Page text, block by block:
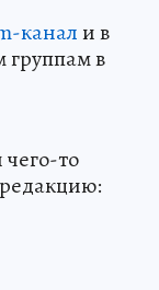
канали в
в
то